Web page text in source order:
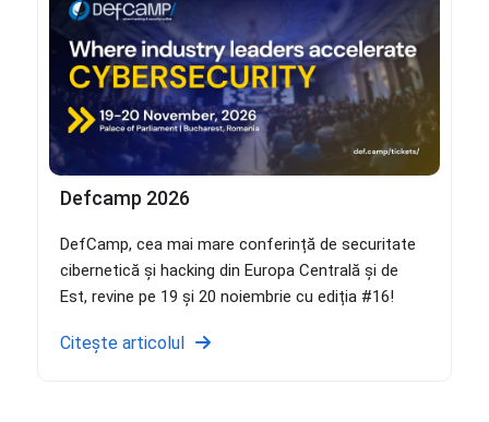
Defcamp 2026
DefCamp, cea mai mare conferință de securitate
cibernetică și hacking din Europa Centrală și de
Est, revine pe 19 și 20 noiembrie cu ediția #16!
Citește articolul